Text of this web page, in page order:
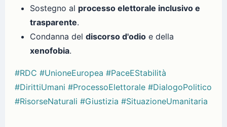
Sostegno al processo elettorale inclusivo e
trasparente.
Condanna del discorso d'odio e della
xenofobia.
#RDC #UnioneEuropea #PaceEStabilità
#DirittiUmani #ProcessoElettorale #DialogoPolitico
#RisorseNaturali #Giustizia #SituazioneUmanitaria